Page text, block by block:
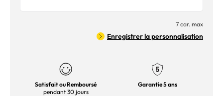
7 car. max
Enregistrer la personnalisation
Satisfait ou Remboursé
pendant 30 jours
Garantie 5 ans